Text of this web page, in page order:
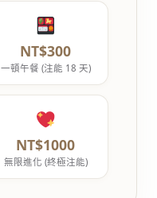
NT$300
一頓午餐 (注能 18 天)
NT$1000
無限進化 (終極注能)